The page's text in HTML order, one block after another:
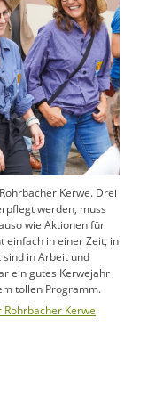
Kerwe. Drei
werden, muss
wie Aktionen für
einfach in einer Zeit, in
in Arbeit und
ein gutes Kerwejahr
tollen Programm.
Kerwe